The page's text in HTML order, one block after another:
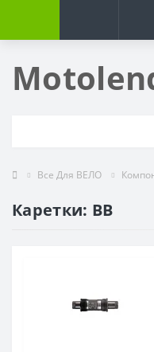
Все Для ВЕЛО
Каретки: BB